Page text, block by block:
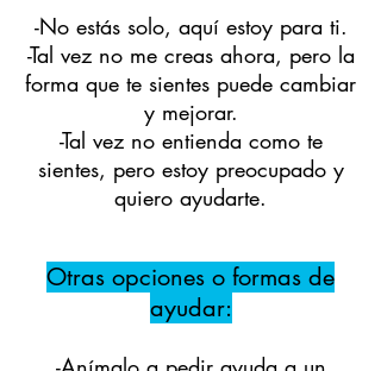
-No estás solo, aquí estoy para ti.
-Tal vez no me creas ahora, pero la
forma que te sientes puede cambiar
y mejorar.
-Tal vez no entienda como te
sientes, pero estoy preocupado y
quiero ayudarte.
Otras opciones o formas de
ayudar: